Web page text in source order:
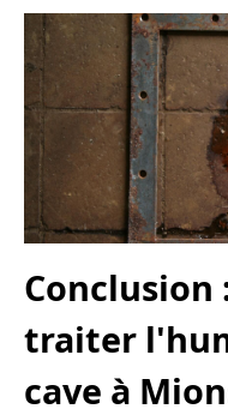
traiter
cave à